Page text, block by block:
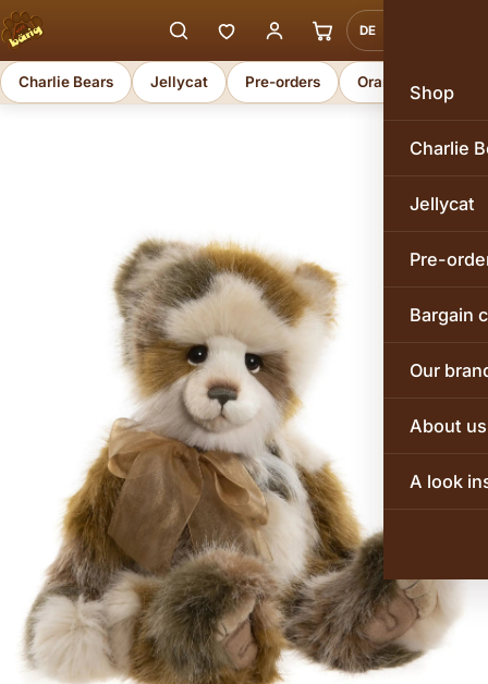
DE
Shop
Charlie
Jellycat
Pre-
Bargain
Our
About us
A look
Charlie Bears Jellycat Pre-orders Orange Toys